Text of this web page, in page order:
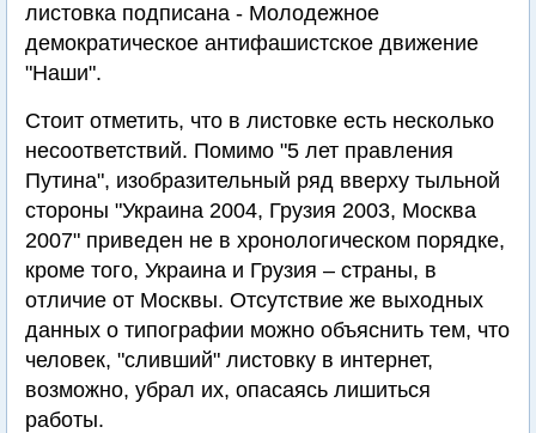
листовка подписана - Молодежное
демократическое антифашистское движение
"Наши".
Стоит отметить, что в листовке есть несколько
несоответствий. Помимо "5 лет правления
Путина", изобразительный ряд вверху тыльной
стороны "Украина 2004, Грузия 2003, Москва
2007" приведен не в хронологическом порядке,
кроме того, Украина и Грузия – страны, в
отличие от Москвы. Отсутствие же выходных
данных о типографии можно объяснить тем, что
человек, "сливший" листовку в интернет,
возможно, убрал их, опасаясь лишиться
работы.